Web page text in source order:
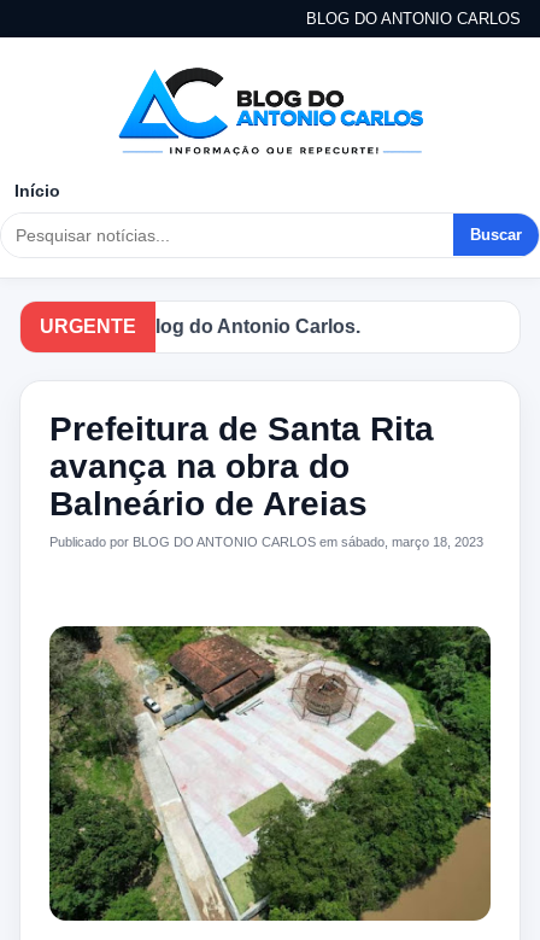
BLOG DO ANTONIO CARLOS
Início
Buscar
URGENTE
no Blog do Antonio Carlos.
Prefeitura de Santa Rita
avança na obra do
Balneário de Areias
Publicado por BLOG DO ANTONIO CARLOS em sábado, março 18, 2023